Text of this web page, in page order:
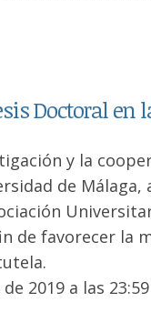
Doctoral en
y la
de
de favorecer la
2019 a las